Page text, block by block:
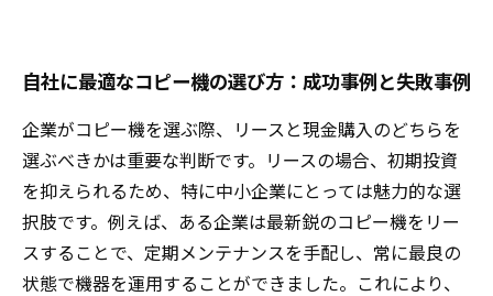
自社に最適なコピー機の選び方：成功事例と失敗事例
企業がコピー機を選ぶ際、リースと現金購入のどちらを
選ぶべきかは重要な判断です。リースの場合、初期投資
を抑えられるため、特に中小企業にとっては魅力的な選
択肢です。例えば、ある企業は最新鋭のコピー機をリー
スすることで、定期メンテナンスを手配し、常に最良の
状態で機器を運用することができました。これにより、